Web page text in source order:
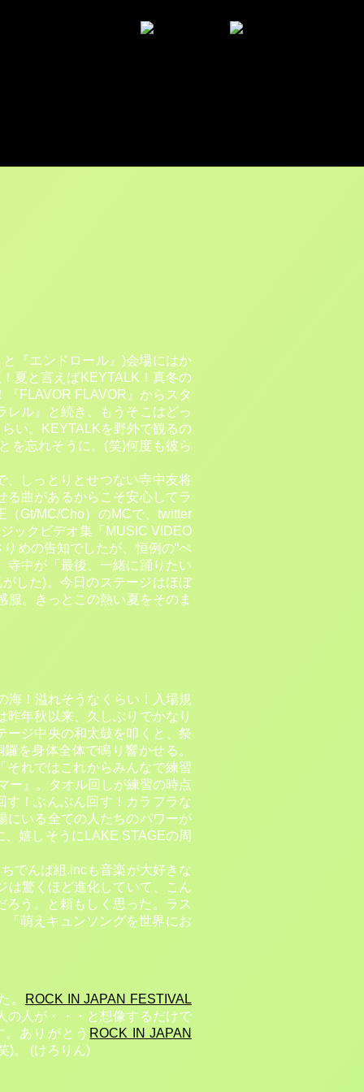
『エンドロール』)会場にはか
夏と言えばKEYTALK！真冬の
FLAVOR FLAVOR』からスタ
レル』と続き、もうそこはどっ
い。KEYTALKを野外で観るの
を忘れそうに。(笑)何度も彼ら
、しっとりとせつない寺中友将
る曲があるからこそ安心してラ
Gt/MC/Cho）のMCで、twitter
ックビデオ集「MUSIC VIDEO
めの告知でしたが、恒例の“ぺ
寺中が「最後、一緒に踊りたい
した)。今日のステージはほぼ
。きっとこの熱い夏をそのま
海！溢れそうなくらい！入場規
年秋以来、久しぶりでかなり
ージ中央の和太鼓を叩くと、祭
を身体全体で鳴り響かせる。
それではこれからみんなで練習
ー』。タオル回しが練習の時点
す！ぶんぶん回す！カラフラな
にいる全ての人たちのパワーが
嬉しそうにLAKE STAGEの周
でんぱ組.incも音楽が大好きな
は驚くほど進化していて、こん
ろう。と頼もしく思った。ラス
萌えキュンソングを世界にお
。
ROCK IN JAPAN FESTIVAL
の人が・・・と想像するだけで
ありがとう ROCK IN JAPAN
)。 (けろりん)